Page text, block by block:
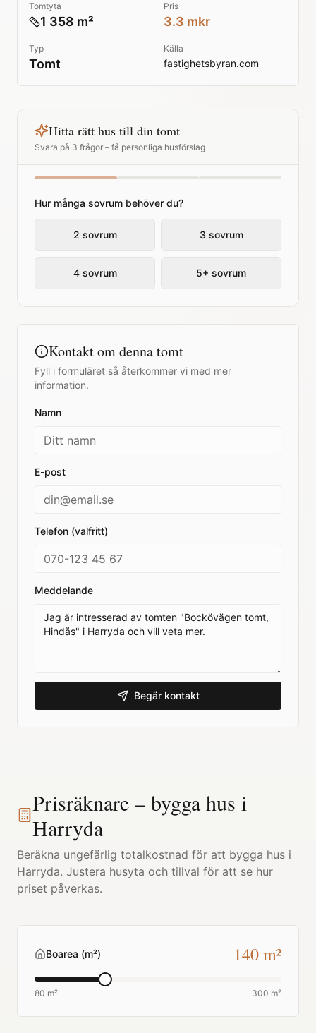
Tomtyta
1 358 m²
Pris
3.3 mkr
Typ
Tomt
Källa
fastighetsbyran.com
Hitta rätt hus till din tomt
Svara på 3 frågor – få personliga husförslag
Hur många sovrum behöver du?
2 sovrum 3 sovrum
4 sovrum 5+ sovrum
Kontakt om denna tomt
Fyll i formuläret så återkommer vi med mer
information.
Namn
E-post
Telefon (valfritt)
Meddelande
Begär kontakt
Prisräknare – bygga hus i
Harryda
Beräkna ungefärlig totalkostnad för att bygga hus i
Harryda. Justera husyta och tillval för att se hur
priset påverkas.
Boarea (m²) 140m²
80 m² 300 m²